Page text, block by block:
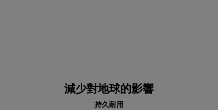
減少對地球的影響
持久耐用